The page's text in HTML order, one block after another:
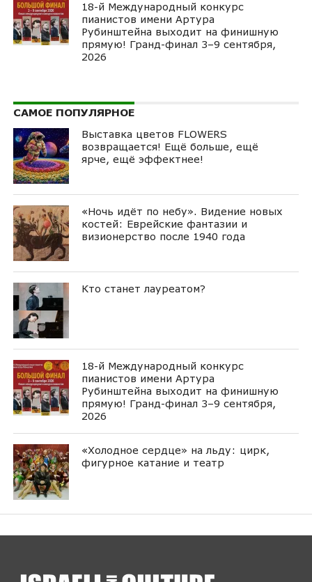
18-й Международный конкурс
пианистов имени Артура
Рубинштейна выходит на финишную
прямую! Гранд-финал 3–9 сентября,
2026
САМОЕ ПОПУЛЯРНОЕ
Выставка цветов FLOWERS
возвращается! Ещё больше, ещё
ярче, ещё эффектнее!
«Ночь идёт по небу». Видение новых
костей: Еврейские фантазии и
визионерство после 1940 года
Кто станет лауреатом?
18-й Международный конкурс
пианистов имени Артура
Рубинштейна выходит на финишную
прямую! Гранд-финал 3–9 сентября,
2026
«Холодное сердце» на льду: цирк,
фигурное катание и театр